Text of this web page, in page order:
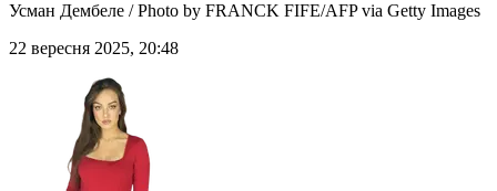
Усман Дембеле / Photo by FRANCK FIFE/AFP via Getty Images
22 вересня 2025, 20:48